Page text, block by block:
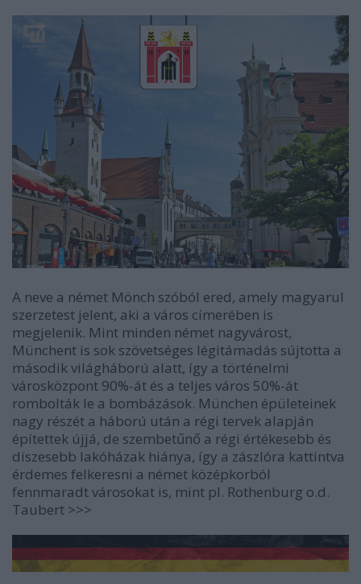
A neve a német Mönch szóból ered, amely magyarul
szerzetest jelent, aki a város címerében is
megjelenik. Mint minden német nagyvárost,
Münchent is sok szövetséges légitámadás sújtotta a
második világháború alatt, így a történelmi
városközpont 90%-át és a teljes város 50%-át
rombolták le a bombázások. München épületeinek
nagy részét a háború után a régi tervek alapján
építettek újjá, de szembetűnő a régi értékesebb és
díszesebb lakóházak hiánya, így a zászlóra kattintva
érdemes felkeresni a német középkorból
fennmaradt városokat is, mint pl. Rothenburg o.d.
Taubert >>>